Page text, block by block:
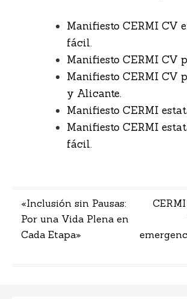
Manifiesto CERMI CV
fácil.
Manifiesto CERMI CV
Manifiesto CERMI CV
y Alicante.
Manifiesto CERMI
Manifiesto CERMI
fácil.
Navegación
de
«Inclusión sin Pausas:
Por una Vida Plena en
Cada Etapa»